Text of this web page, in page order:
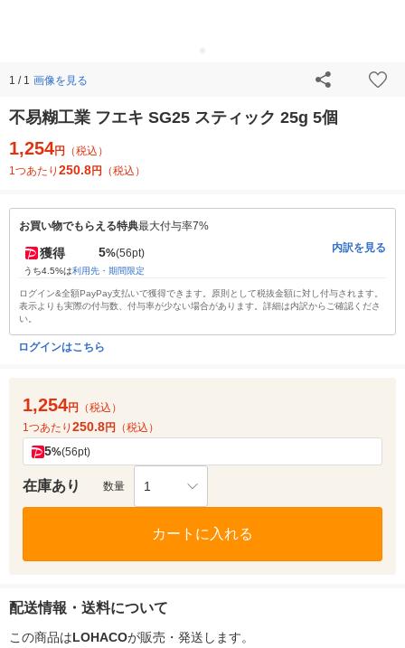
1 / 1 画像を見る
不易糊工業 フエキ SG25 スティック 25g 5個
1,254円
（税込）
1つあたり 250.8円 （税込）
お買い物でもらえる特典最大付与率7%
獲得 5%(56pt)
うち4.5%は利用先・期間限定
内訳を見る
ログイン&全額PayPay支払いで獲得できます。原則として税抜金額に対し付与されます。
表示よりも実際の付与数、付与率が少ない場合があります。詳細は内訳からご確認くださ
い。
ログインはこちら
1,254円
（税込）
1つあたり 250.8円 （税込）
5%(56pt)
在庫あり 数量 1
カートに入れる
配送情報・送料について
この商品はLOHACOが販売・発送します。